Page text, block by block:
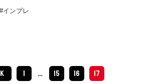
インプレ
1 … 15 16 17